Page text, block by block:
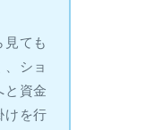
見ても
ショ
と資金
けを行